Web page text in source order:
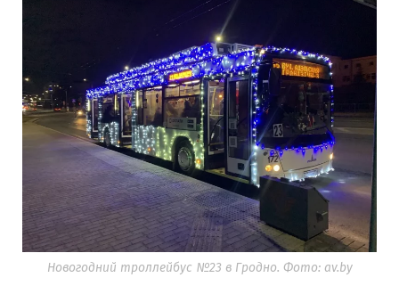
Новогодний троллейбус №23 в Гродно. Фото: av.by